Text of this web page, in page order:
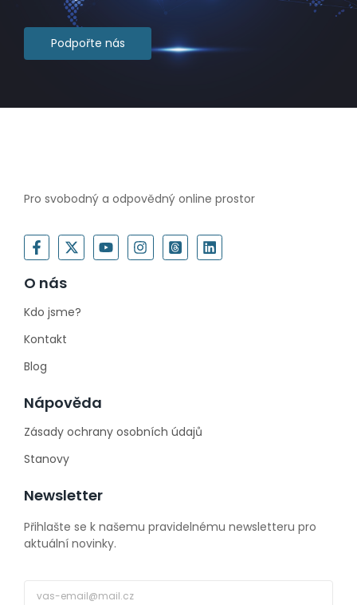
Podpořte nás
Pro svobodný a odpovědný online prostor
O nás
Kdo jsme?
Kontakt
Blog
Nápověda
Zásady ochrany osobních údajů
Stanovy
Newsletter
Přihlašte se k našemu pravidelnému newsletteru pro
aktuální novinky.